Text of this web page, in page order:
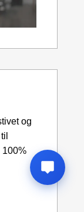
og
100%